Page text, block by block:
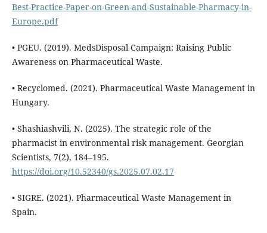
Best-Practice-Paper-on-Green-and-Sustainable-Pharmacy-in-
Europe.pdf
• PGEU. (2019). MedsDisposal Campaign: Raising Public
Awareness on Pharmaceutical Waste.
• Recyclomed. (2021). Pharmaceutical Waste Management in
Hungary.
• Shashiashvili, N. (2025). The strategic role of the
pharmacist in environmental risk management. Georgian
Scientists, 7(2), 184–195.
https://doi.org/10.52340/gs.2025.07.02.17
• SIGRE. (2021). Pharmaceutical Waste Management in
Spain.